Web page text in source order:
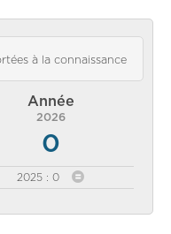
à la connaissance
Année
2026
0
2025 : 0